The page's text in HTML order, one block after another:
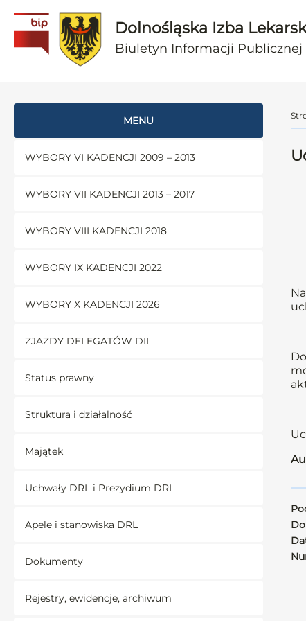
Dolnośląska Izba
Biuletyn Informacji Publicznej
MENU
WYBORY VI KADENCJI 2009 – 2013
WYBORY VII KADENCJI 2013 – 2017
WYBORY VIII KADENCJI 2018
WYBORY IX KADENCJI 2022
WYBORY X KADENCJI 2026
ZJAZDY DELEGATÓW DIL
Status prawny
Struktura i działalność
Majątek
Uchwały DRL i Prezydium DRL
Apele i stanowiska DRL
Dokumenty
Rejestry, ewidencje, archiwum